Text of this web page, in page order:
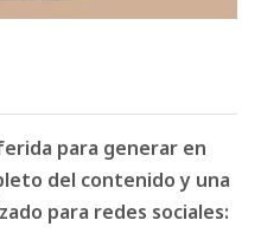
para generar en
del contenido y una
para redes sociales: